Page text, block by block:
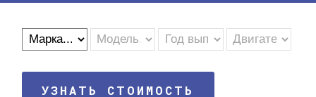
УЗНАТЬ СТОИМОСТЬ